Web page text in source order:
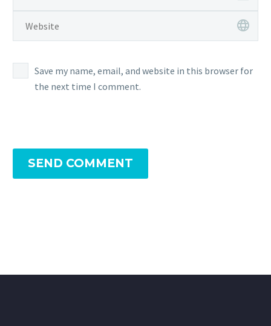
Save my name, email, and website in this browser for
the next time I comment.
SEND COMMENT